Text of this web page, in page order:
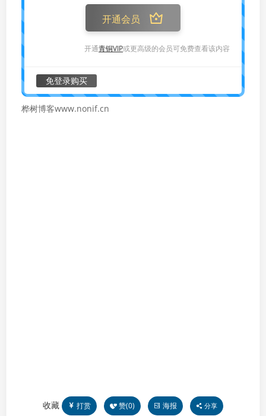
开通会员
开通青铜VIP或更高级的会员可免费查看该内容
免登录购买
桦树博客www.nonif.cn
收藏 打赏 赞(0) 海报 分享